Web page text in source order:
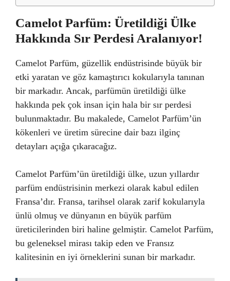
Camelot Parfüm: Üretildiği Ülke
Hakkında Sır Perdesi Aralanıyor!
Camelot Parfüm, güzellik endüstrisinde büyük bir
etki yaratan ve göz kamaştırıcı kokularıyla tanınan
bir markadır. Ancak, parfümün üretildiği ülke
hakkında pek çok insan için hala bir sır perdesi
bulunmaktadır. Bu makalede, Camelot Parfüm’ün
kökenleri ve üretim sürecine dair bazı ilginç
detayları açığa çıkaracağız.
Camelot Parfüm’ün üretildiği ülke, uzun yıllardır
parfüm endüstrisinin merkezi olarak kabul edilen
Fransa’dır. Fransa, tarihsel olarak zarif kokularıyla
ünlü olmuş ve dünyanın en büyük parfüm
üreticilerinden biri haline gelmiştir. Camelot Parfüm,
bu geleneksel mirası takip eden ve Fransız
kalitesinin en iyi örneklerini sunan bir markadır.